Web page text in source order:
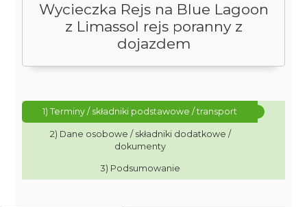
Wycieczka Rejs na Blue Lagoon
z Limassol rejs poranny z
dojazdem
1) Terminy / składniki podstawowe / transport
2) Dane osobowe / składniki dodatkowe /
dokumenty
3) Podsumowanie